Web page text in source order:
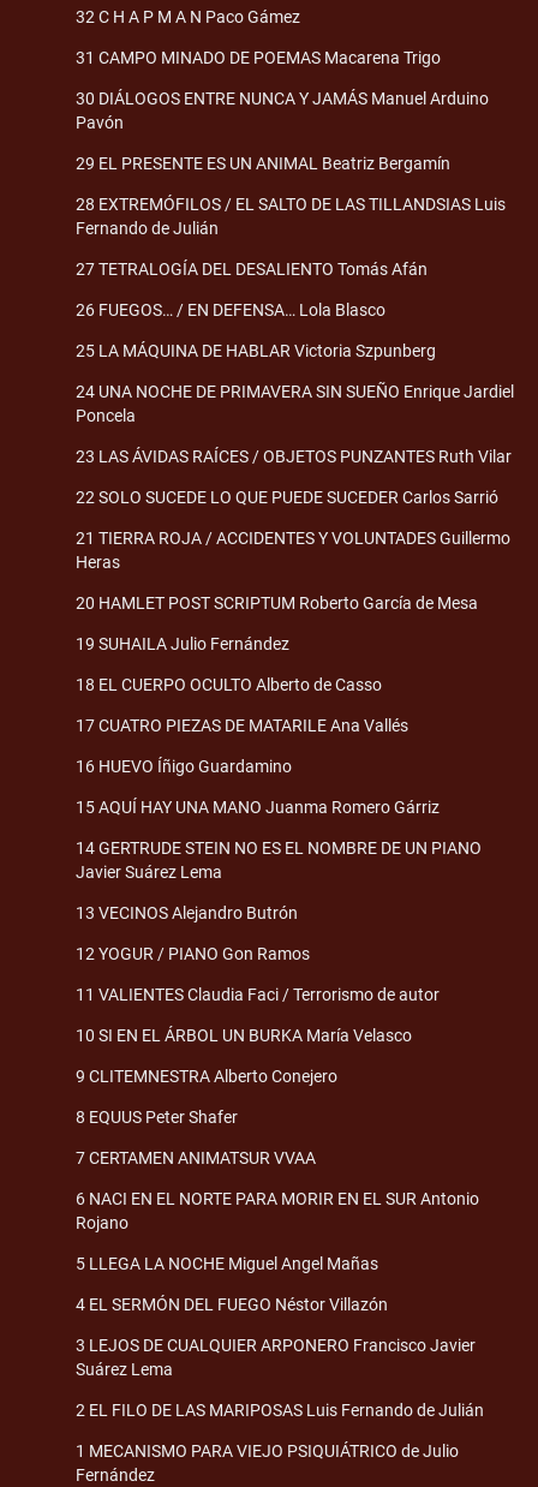
32 C H A P M A N Paco Gámez
31 CAMPO MINADO DE POEMAS Macarena Trigo
30 DIÁLOGOS ENTRE NUNCA Y JAMÁS Manuel Arduino
Pavón
29 EL PRESENTE ES UN ANIMAL Beatriz Bergamín
28 EXTREMÓFILOS / EL SALTO DE LAS TILLANDSIAS Luis
Fernando de Julián
27 TETRALOGÍA DEL DESALIENTO Tomás Afán
26 FUEGOS… / EN DEFENSA… Lola Blasco
25 LA MÁQUINA DE HABLAR Victoria Szpunberg
24 UNA NOCHE DE PRIMAVERA SIN SUEÑO Enrique Jardiel
Poncela
23 LAS ÁVIDAS RAÍCES / OBJETOS PUNZANTES Ruth Vilar
22 SOLO SUCEDE LO QUE PUEDE SUCEDER Carlos Sarrió
21 TIERRA ROJA / ACCIDENTES Y VOLUNTADES Guillermo
Heras
20 HAMLET POST SCRIPTUM Roberto García de Mesa
19 SUHAILA Julio Fernández
18 EL CUERPO OCULTO Alberto de Casso
17 CUATRO PIEZAS DE MATARILE Ana Vallés
16 HUEVO Íñigo Guardamino
15 AQUÍ HAY UNA MANO Juanma Romero Gárriz
14 GERTRUDE STEIN NO ES EL NOMBRE DE UN PIANO
Javier Suárez Lema
13 VECINOS Alejandro Butrón
12 YOGUR / PIANO Gon Ramos
11 VALIENTES Claudia Faci / Terrorismo de autor
10 SI EN EL ÁRBOL UN BURKA María Velasco
9 CLITEMNESTRA Alberto Conejero
8 EQUUS Peter Shafer
7 CERTAMEN ANIMATSUR VVAA
6 NACI EN EL NORTE PARA MORIR EN EL SUR Antonio
Rojano
5 LLEGA LA NOCHE Miguel Angel Mañas
4 EL SERMÓN DEL FUEGO Néstor Villazón
3 LEJOS DE CUALQUIER ARPONERO Francisco Javier
Suárez Lema
2 EL FILO DE LAS MARIPOSAS Luis Fernando de Julián
1 MECANISMO PARA VIEJO PSIQUIÁTRICO de Julio
Fernández